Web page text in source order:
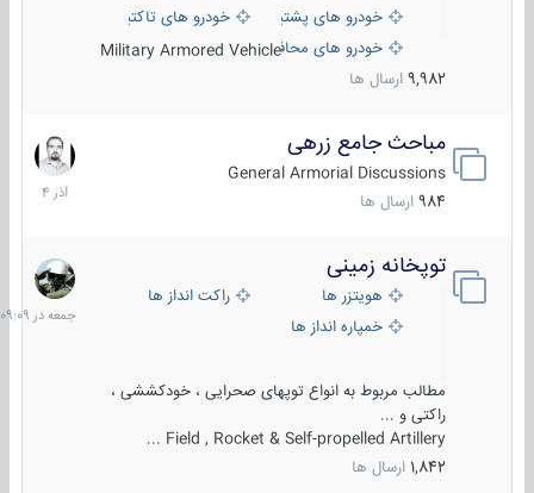
خودرو های پشتیبانی آتش ، شناسایی و ضد تانک
خودرو های تاکتیکی نظامی
خودرو های محافظت شدهMilitary Armored Vehicle
9,982 ارسال ها
مباحث جامع زرهی
General Armorial Discussions
984 ارسال ها
7
آذر
1404
توپخانه زمینی
هویتزر ها
راکت انداز ها
خمپاره انداز ها
مطالب مربوط به انواع توپهای صحرایی ، خودکششی ،
راکتی و ...
Field , Rocket & Self-propelled Artillery ...
1,842 ارسال ها
جمعه
در
09:09